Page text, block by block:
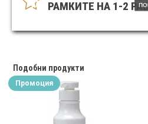
РАМКИТЕ НА 1-2
Подобни продукти
Промоция